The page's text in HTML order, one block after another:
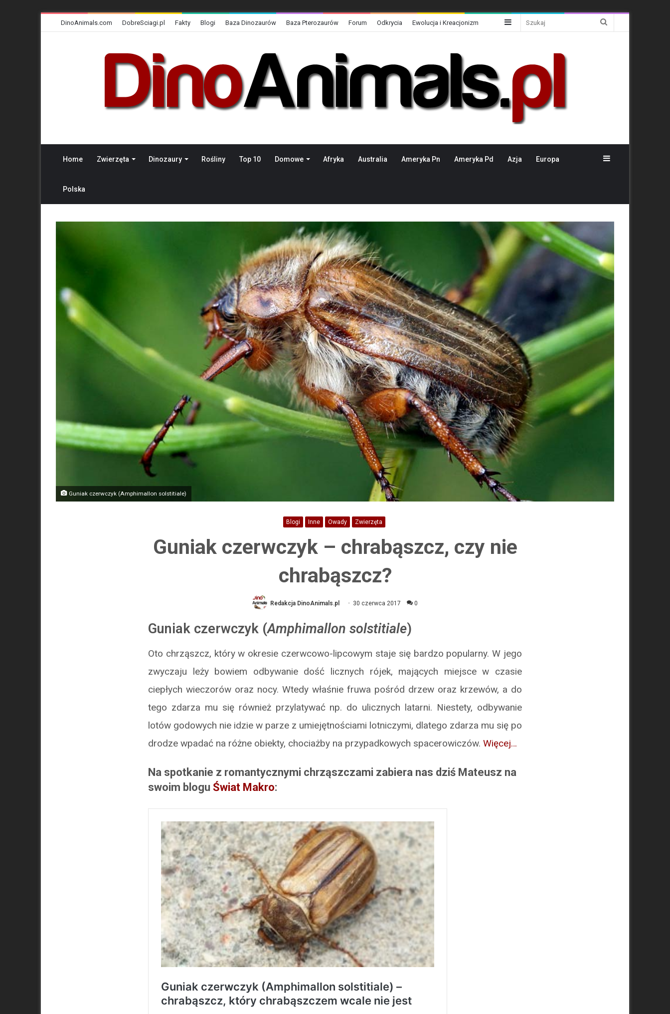
DinoAnimals.com DobreSciagi.pl Fakty Blogi Baza Dinozaurów Baza Pterozaurów Forum Odkrycia Ewolucja i Kreacjonizm Sidebar
Home Zwierzęta Dinozaury Rośliny Top 10 Domowe Afryka Australia Ameryka Pn Ameryka Pd Azja Europa
Polska
Sidebar
Guniak czerwczyk (Amphimallon solstitiale)
Blogi Inne Owady Zwierzęta
Guniak czerwczyk – chrabąszcz, czy nie
chrabąszcz?
Redakcja DinoAnimals.pl 30 czerwca 2017 0
Guniak czerwczyk (Amphimallon solstitiale)
Oto chrząszcz, który w okresie czerwcowo-lipcowym staje się bardzo popularny. W jego
zwyczaju leży bowiem odbywanie dość licznych rójek, mających miejsce w czasie
ciepłych wieczorów oraz nocy. Wtedy właśnie fruwa pośród drzew oraz krzewów, a do
tego zdarza mu się również przylatywać np. do ulicznych latarni. Niestety, odbywanie
lotów godowych nie idzie w parze z umiejętnościami lotniczymi, dlatego zdarza mu się po
drodze wpadać na różne obiekty, chociażby na przypadkowych spacerowiczów. Więcej…
Na spotkanie z romantycznymi chrząszczami zabiera nas dziś Mateusz na
swoim blogu Świat Makro: